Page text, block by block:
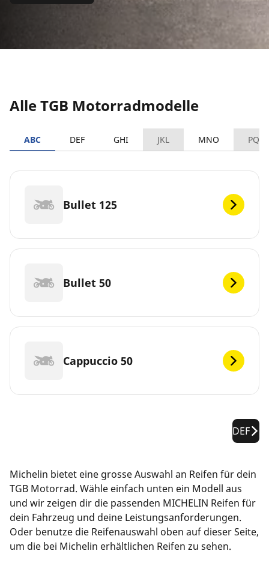
Alle TGB Motorradmodelle
ABC DEF GHI JKL MNO PQRS
Bullet 125
Bullet 50
Cappuccio 50
DEF
Michelin bietet eine grosse Auswahl an Reifen für dein
TGB Motorrad. Wähle einfach unten ein Modell aus
und wir zeigen dir die passenden MICHELIN Reifen für
dein Fahrzeug und deine Leistungsanforderungen.
Oder benutze die Reifenauswahl oben auf dieser Seite,
um die bei Michelin erhältlichen Reifen zu sehen.